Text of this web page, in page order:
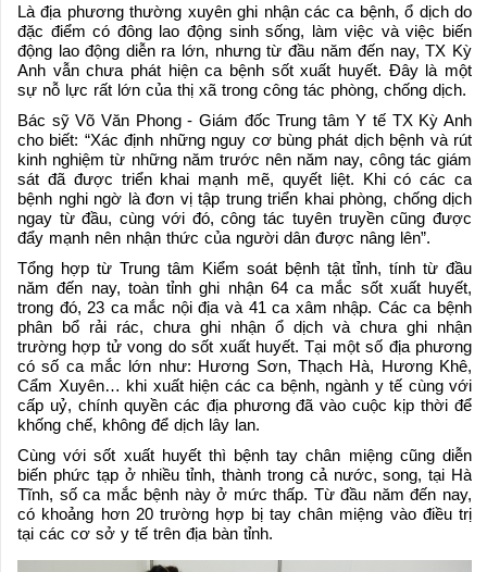
Là địa phương thường xuyên ghi nhận các ca bệnh, ổ dịch do
đặc điểm có đông lao động sinh sống, làm việc và việc biến
động lao động diễn ra lớn, nhưng từ đầu năm đến nay, TX Kỳ
Anh vẫn chưa phát hiện ca bệnh sốt xuất huyết. Đây là một
sự nỗ lực rất lớn của thị xã trong công tác phòng, chống dịch.
Bác sỹ Võ Văn Phong - Giám đốc Trung tâm Y tế TX Kỳ Anh
cho biết: “Xác định những nguy cơ bùng phát dịch bệnh và rút
kinh nghiệm từ những năm trước nên năm nay, công tác giám
sát đã được triển khai mạnh mẽ, quyết liệt. Khi có các ca
bệnh nghi ngờ là đơn vị tập trung triển khai phòng, chống dịch
ngay từ đầu, cùng với đó, công tác tuyên truyền cũng được
đẩy mạnh nên nhận thức của người dân được nâng lên”.
Tổng hợp từ Trung tâm Kiểm soát bệnh tật tỉnh, tính từ đầu
năm đến nay, toàn tỉnh ghi nhận 64 ca mắc sốt xuất huyết,
trong đó, 23 ca mắc nội địa và 41 ca xâm nhập. Các ca bệnh
phân bổ rải rác, chưa ghi nhận ổ dịch và chưa ghi nhận
trường hợp tử vong do sốt xuất huyết. Tại một số địa phương
có số ca mắc lớn như: Hương Sơn, Thạch Hà, Hương Khê,
Cẩm Xuyên… khi xuất hiện các ca bệnh, ngành y tế cùng với
cấp uỷ, chính quyền các địa phương đã vào cuộc kịp thời để
khống chế, không để dịch lây lan.
Cùng với sốt xuất huyết thì bệnh tay chân miệng cũng diễn
biến phức tạp ở nhiều tỉnh, thành trong cả nước, song, tại Hà
Tĩnh, số ca mắc bệnh này ở mức thấp. Từ đầu năm đến nay,
có khoảng hơn 20 trường hợp bị tay chân miệng vào điều trị
tại các cơ sở y tế trên địa bàn tỉnh.